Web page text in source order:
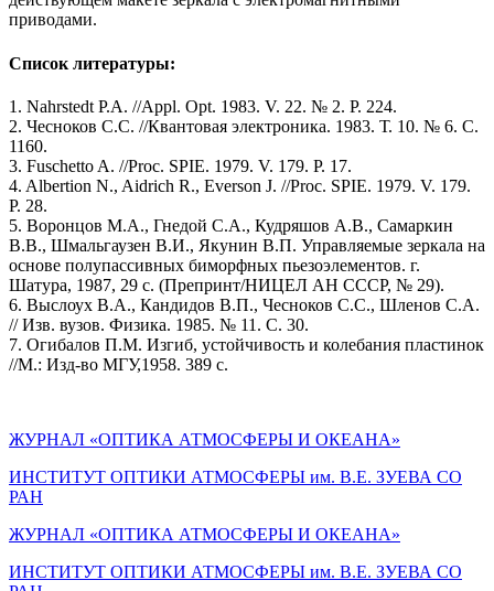
приводами.
Список литературы:
1. Nahrstedt P.A. //Appl. Opt. 1983. V. 22. № 2. Р. 224.
2. Чесноков С.С. //Квантовая электроника. 1983. Т. 10. № 6. С.
1160.
3. Fuschetto A. //Proс. SPIE. 1979. V. 179. P. 17.
4. Albertion N., Aidrich R., Everson J. //Proc. SPIE. 1979. V. 179.
P. 28.
5. Воронцов M.А., Гнедой С.А., Кудряшов А.В., Самаркин
В.В., Шмальгаузен В.И., Якунин В.П. Управляемые зеркала на
основе полупассивных биморфных пьезоэлементов. г.
Шатура, 1987, 29 с. (Препринт/НИЦЕЛ АН СССР, № 29).
6. Выслоух В.А., Кандидов В.П., Чесноков С.С., Шленов С.А.
// Изв. вузов. Физика. 1985. № 11. С. 30.
7. Огибалов П.М. Изгиб, устойчивость и колебания пластинок
//М.: Изд-во МГУ,1958. 389 с.
ЖУРНАЛ «ОПТИКА АТМОСФЕРЫ И ОКЕАНА»
ИНСТИТУТ ОПТИКИ АТМОСФЕРЫ им. В.Е. ЗУЕВА СО
РАН
ЖУРНАЛ «ОПТИКА АТМОСФЕРЫ И ОКЕАНА»
ИНСТИТУТ ОПТИКИ АТМОСФЕРЫ им. В.Е. ЗУЕВА СО